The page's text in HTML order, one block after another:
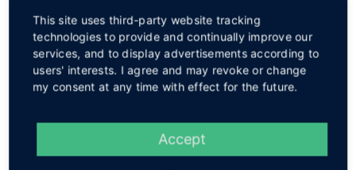
Service
This site uses third-party website tracking
technologies to provide and continually improve our
services, and to display advertisements according to
users' interests. I agree and may revoke or change
my consent at any time with effect for the future.
Accept